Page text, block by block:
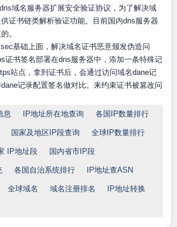
域名服务器扩展安全验证协议，为了解决域
证书链类解析验证功能。目前国内dns服务器
。
基础上面，解决域名证书恶意颁发伪造问
证书签名部署在dns服务器中，添加一条特殊记
站点，拿到证书后，会通过访问域名dane记
记录配置签名做对比。来约束证书被篡改问
息 IP地址所在地查询 各国IP数量排行
国家及地区IP段查询 全球IP数量排行
IP地址段 国内省市IP段
各国自治系统排行 IP地址查ASN
全球域名 域名注册排名 IP地址转换